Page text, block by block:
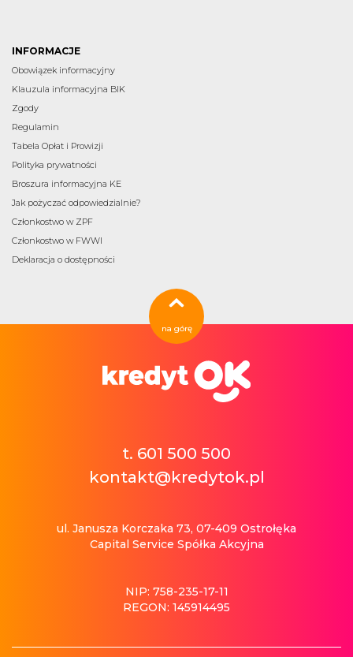
INFORMACJE
Obowiązek informacyjny
Klauzula informacyjna BIK
Zgody
Regulamin
Tabela Opłat i Prowizji
Polityka prywatności
Broszura informacyjna KE
Jak pożyczać odpowiedzialnie?
Członkostwo w ZPF
Członkostwo w FWWI
Deklaracja o dostępności
na górę
t. 601 500 500
kontakt@kredytok.pl
ul. Janusza Korczaka 73, 07-409 Ostrołęka
Capital Service Spółka Akcyjna
NIP: 758-235-17-11
REGON: 145914495